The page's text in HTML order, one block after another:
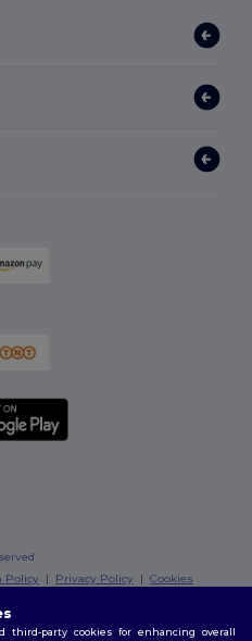
Policy | Privacy Policy |Cookies
party cookies for enhancing overall